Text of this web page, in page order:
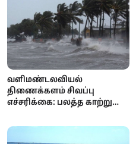
வளிமண்டலவியல்
திணைக்களம் சிவப்பு
எச்சரிக்கை: பலத்த காற்று
- மீனவர்களுக்கு முக்கிய